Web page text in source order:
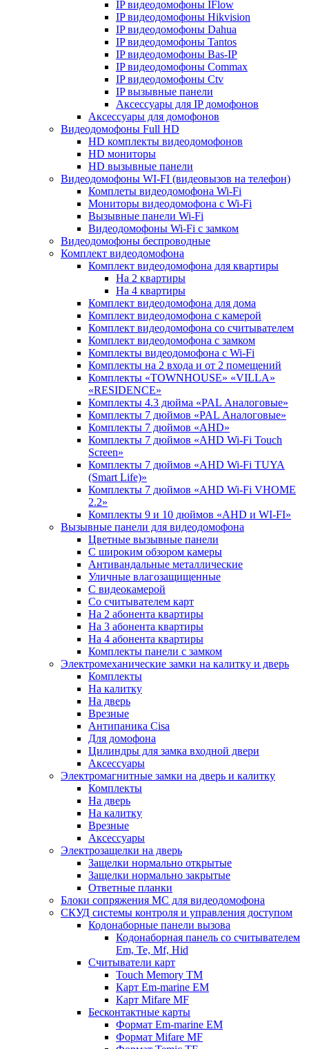
IP видеодомофоны IFlow
IP видеодомофоны Hikvision
IP видеодомофоны Dahua
IP видеодомофоны Tantos
IP видеодомофоны Bas-IP
IP видеодомофоны Commax
IP видеодомофоны Ctv
IP вызывные панели
Аксессуары для IP домофонов
Аксессуары для домофонов
Видеодомофоны Full HD
HD комплекты видеодомофонов
HD мониторы
HD вызывные панели
Видеодомофоны WI-FI (видеовызов на телефон)
Комплеты видеодомофона Wi-Fi
Мониторы видеодомофона с Wi-Fi
Вызывные панели Wi-Fi
Видеодомофоны Wi-Fi с замком
Видеодомофоны беспроводные
Комплект видеодомофона
Комплект видеодомофона для квартиры
На 2 квартиры
На 4 квартиры
Комплект видеодомофона для дома
Комплект видеодомофона с камерой
Комплект видеодомофона со считывателем
Комплект видеодомофона c замком
Комплекты видеодомофона с Wi-Fi
Комплекты на 2 входа и от 2 помещений
Комплекты «TOWNHOUSE» «VILLA»
«RESIDENCE»
Комплекты 4.3 дюйма «PAL Аналоговые»
Комплекты 7 дюймов «PAL Аналоговые»
Комплекты 7 дюймов «AHD»
Комплекты 7 дюймов «AHD Wi-Fi Touch
Screen»
Комплекты 7 дюймов «AHD Wi-Fi TUYA
(Smart Life)»
Комплекты 7 дюймов «AHD Wi-Fi VHOME
2.2»
Комплекты 9 и 10 дюймов «AHD и WI-FI»
Вызывные панели для видеодомофона
Цветные вызывные панели
С широким обзором камеры
Антивандальные металлические
Уличные влагозащищенные
С видеокамерой
Со считывателем карт
На 2 абонента квартиры
На 3 абонента квартиры
На 4 абонента квартиры
Комплекты панели с замком
Электромеханические замки на калитку и дверь
Комплекты
На калитку
На дверь
Врезные
Антипаника Cisa
Для домофона
Цилиндры для замка входной двери
Аксессуары
Электромагнитные замки на дверь и калитку
Комплекты
На дверь
На калитку
Врезные
Аксессуары
Электрозащелки на дверь
Защелки нормально открытые
Защелки нормально закрытые
Ответные планки
Блоки сопряжения МС для видеодомофона
СКУД системы контроля и управления доступом
Кодонаборные панели вызова
Кодонаборная панель со считывателем
Em, Te, Mf, Hid
Считыватели карт
Touch Memory TM
Карт Em-marine EM
Карт Mifare MF
Бесконтактные карты
Формат Em-marine EM
Формат Mifare MF